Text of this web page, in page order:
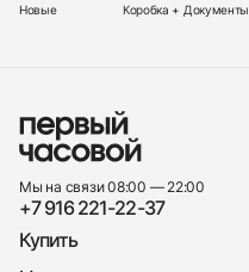
Новые Коробка + Документы
Мы на связи 08:00 — 22:00
+7 916 221-22-37
Купить